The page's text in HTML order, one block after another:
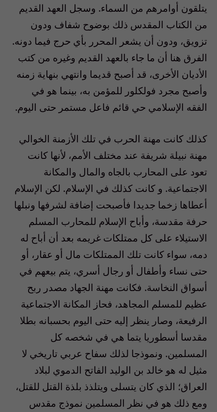
يتلقون أوامرهم من السماء. وسجل العهد القديم
من الكتاب المقدس ذلك بوضوح شفاف ودون
تزويق، ودون أن يشعر المحرر بأي حرج فيما دونه.
الفرق هنا أن ما جاء بالعهد القديم وغيره من كتب
الأديان الأخرى، قد أصبح قديما وانتهي بنهاية زمنه
وأصبح مجرد فولكلور للمؤمن به، بينما هو في
الفقه الإسلامي حي قائم فاعل مستمر حتى اليوم.
كذلك كانت مهنة الحرب في تلك الأزمنة الخوالي
مهنة نبيلة شريفة عند مختلف الأمم، لأنها كانت
تعود على المحارب بالجاه والمال والمكانة
الاجتماعية. و كانت كذلك في الإسلام. لكن الإسلام
أعطاها زخما جديدا فأصبحت إضافة لشرفها ونبلها
حرفة مقدسة، وأباح الإسلام للمحارب المسلم
الاستيلاء على كل ممتلكات غريمه بعد أن أباح له
دمه، سواء كانت تلك الممتلكات مال أو عقار، أو
حتى نساء وأطفال أو رجال أسري، يتم بيعهم في
أسواق النخاسة. فكانت مهنة الجهاد مصدر ربح
عظيم للمسلم المجاهد، فحاز المكانة الاجتماعية
الرفيعة، وصار ينظر إليه حتى اليوم بحسبانه بطلا
مقدسا أسطوريا يتما هي في شخصه كل
المسلمين. ونموذجا لذلك سفاح عربي تاريخي لا
مثيل له هو خالد بن الوليد الفاتح الدموي لبلاد
العراق؛ الذي كان يتسلى ويتلذذ بلذة القتل للقتل،
ومع ذلك هو في نظر المسلمين نموذج مقدس